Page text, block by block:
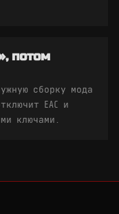
потом
сборку мода
EAC и
ключами.